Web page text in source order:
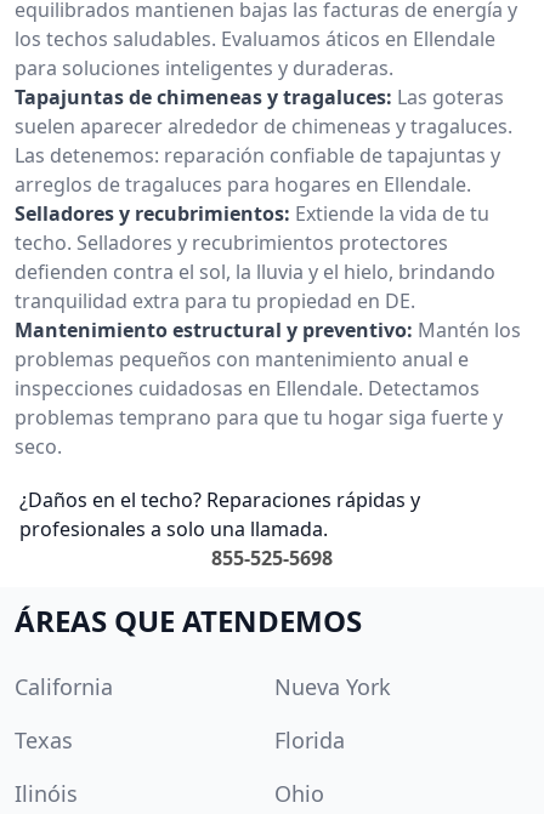
equilibrados mantienen bajas las facturas de energía y
los techos saludables. Evaluamos áticos en Ellendale
para soluciones inteligentes y duraderas.
Tapajuntas de chimeneas y tragaluces: Las goteras
suelen aparecer alrededor de chimeneas y tragaluces.
Las detenemos: reparación confiable de tapajuntas y
arreglos de tragaluces para hogares en Ellendale.
Selladores y recubrimientos: Extiende la vida de tu
techo. Selladores y recubrimientos protectores
defienden contra el sol, la lluvia y el hielo, brindando
tranquilidad extra para tu propiedad en DE.
Mantenimiento estructural y preventivo: Mantén los
problemas pequeños con mantenimiento anual e
inspecciones cuidadosas en Ellendale. Detectamos
problemas temprano para que tu hogar siga fuerte y
seco.
¿Daños en el techo? Reparaciones rápidas y
profesionales a solo una llamada.
855-525-5698
ÁREAS QUE ATENDEMOS
California
Nueva York
Texas
Florida
Ilinóis
Ohio